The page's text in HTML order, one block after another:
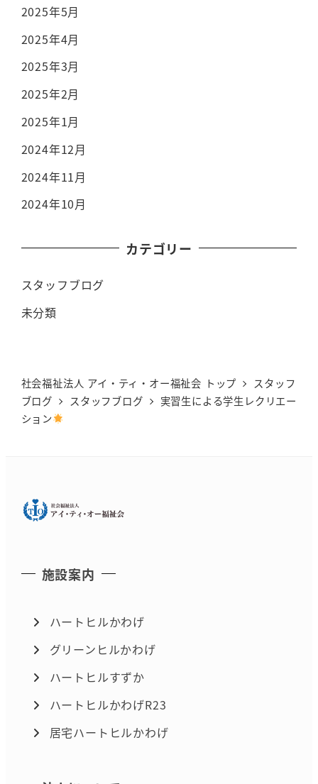
2025年5月
2025年4月
2025年3月
2025年2月
2025年1月
2024年12月
2024年11月
2024年10月
カテゴリー
スタッフブログ
未分類
社会福祉法人 アイ・ティ・オー福祉会 トップ
スタッフ
ブログ
スタッフブログ
実習生による学生レクリエー
ション
施設案内
ハートヒルかわげ
グリーンヒルかわげ
ハートヒルすずか
ハートヒルかわげR23
居宅ハートヒルかわげ